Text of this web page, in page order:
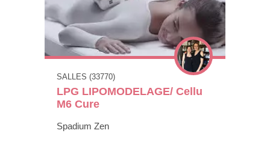
SALLES (33770)
LPG LIPOMODELAGE/ Cellu
M6 Cure
Spadium Zen